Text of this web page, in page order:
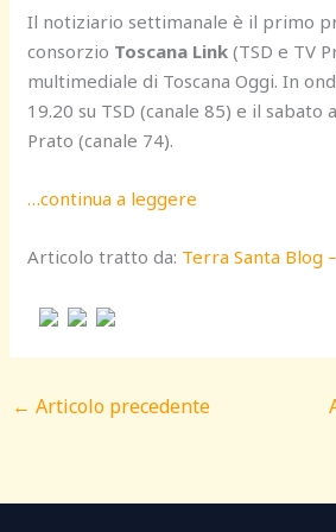
Il notiziario settimanale è il primo
consorzio Toscana Link (TSD e TV
multimediale di Toscana Oggi. In
19.20 su TSD (canale 85) e il sabato
Prato (canale 74).
…continua a leggere
Articolo tratto da: Terra Santa Blog
← Articolo precedente